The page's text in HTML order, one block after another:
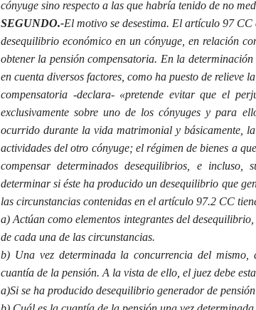
cónyuge sino respecto a las que habría tenido de no
SEGUNDO.-El motivo se desestima. El artículo 97
desequilibrio económico en un cónyuge, en relación
obtener la pensión compensatoria. En la
en cuenta diversos factores, como ha puesto de relieve
compensatoria -declara- «pretende evitar que el
exclusivamente sobre uno de los cónyuges y para
ocurrido durante la vida matrimonial y básicamente,
actividades del otro cónyuge; el régimen de bienes a
compensar determinados desequilibrios, e
determinar si éste ha producido un desequilibrio que
las circunstancias contenidas en el artículo 97.2 CC
a) Actúan como elementos integrantes del
de cada una de las circunstancias.
b) Una vez determinada la concurrencia del
cuantía de la pensión. A la vista de ello, el juez debe
a)Si se ha producido desequilibrio generador de